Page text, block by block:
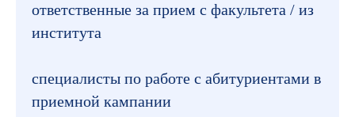
ответственные за прием с факультета / из
института
специалисты по работе с абитуриентами в
приемной кампании